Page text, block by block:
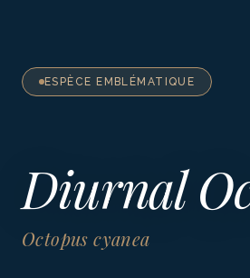
ESPÈCE EMBLÉMATIQUE
Diurnal
Octopus cyanea